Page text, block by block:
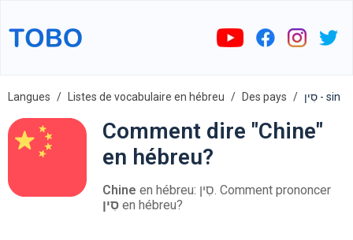
Langues Listes de vocabulaire en hébreu Des pays סִין - sin
Comment dire "Chine"
en hébreu?
Chine
en hébreu: סִין. Comment prononcer
סִין en hébreu?